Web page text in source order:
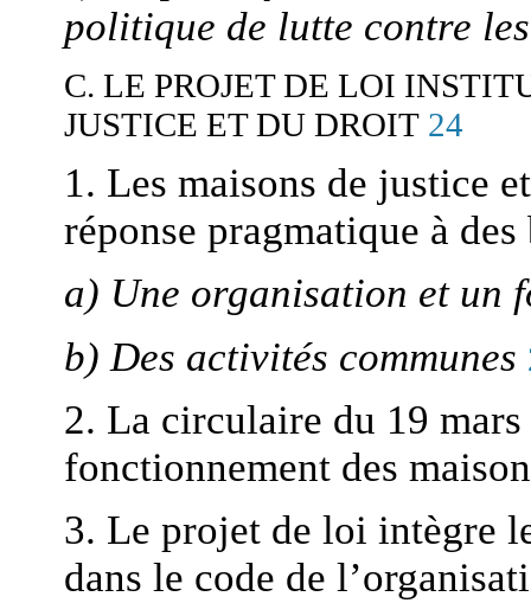
politique de lutte contre
C. LE PROJET DE LOI
JUSTICE ET DU DROIT 24
1. Les maisons de justice
réponse pragmatique à
a) Une organisation et un
b) Des activités communes
2. La circulaire du 19
fonctionnement des
3. Le projet de loi intègre
dans le code de